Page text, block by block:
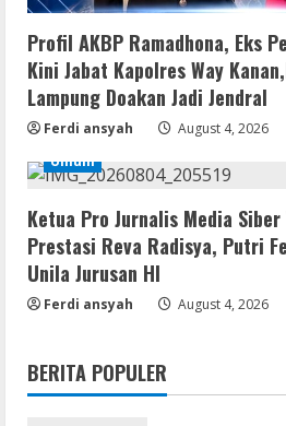
Profil AKBP Ramadhona, Eks
Kini Jabat Kapolres Way
Lampung Doakan Jadi Jendral
Ferdi ansyah
August 4, 2026
Umum
Ketua Pro Jurnalis Media
Prestasi Reva Radisya, Putri
Unila Jurusan HI
Ferdi ansyah August 4, 2026
BERITA POPULER
4
Serialers
Ableton Live
10 (x32x64)
August 6, 2026
5
Assassin’s
Deluxe Edition
for Desktop
August 6, 2026
1
Serialers
MATLAB